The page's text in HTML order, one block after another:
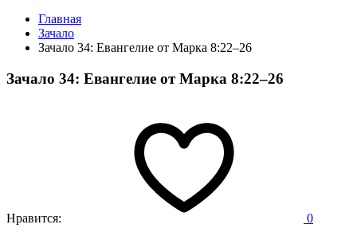
Главная
Зачало
Зачало 34: Евангелие от Марка 8:22–26
Зачало 34: Евангелие от Марка 8:22–26
Нравится: 0